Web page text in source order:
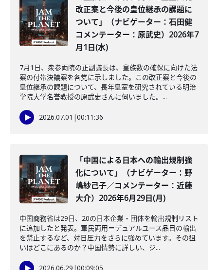
改正案と今後の皇位継承の課題に
ついて」（ナビゲーター：石田健
コメンテーター：原武史）2026年7
月1日(水)
7月1日、衆参両院の正副議長は、皇族数の確保に向けた法
案の付帯決議案を各党に示しました。この改正案と今後の
皇位継承の課題について、長年皇室を研究されている明治
学院大学名誉教授の原武史さんに伺いました。...
2026.07.01 |00:11:36
「中国による日本への輸出規制強
化について」（ナビゲーター：野
嶋紗己子／コメンテーター：近藤
大介）2026年6月29日(月)
中国商務省は29日、20の日本企業・団体を輸出規制リスト
に追加したと発表。軍民両用＝デュアルユース品目の輸出
を禁止するなど、対日圧力をさらに強めています。その狙
いはどこにあるのか？中国情勢に詳しい、ジ...
2026.06.29 |00:09:05